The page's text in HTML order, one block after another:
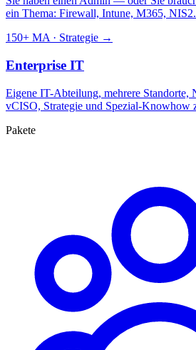
ein Thema: Firewall, Intune, M365,
150+ MA · Strategie →
Enterprise IT
Eigene IT-Abteilung, mehrere
vCISO, Strategie und Spezial-Knowhow
Pakete